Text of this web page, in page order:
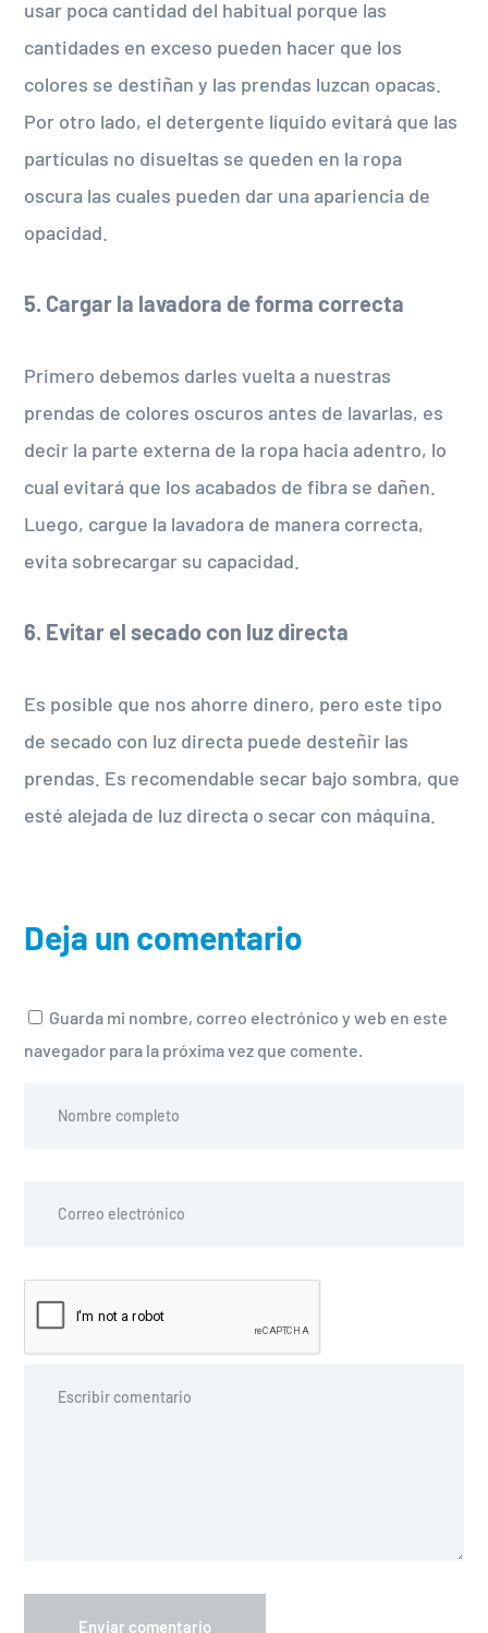
usar poca cantidad del habitual porque las
cantidades en exceso pueden hacer que los
colores se destiñan y las prendas luzcan opacas.
Por otro lado, el detergente líquido evitará que las
partículas no disueltas se queden en la ropa
oscura las cuales pueden dar una apariencia de
opacidad.
5. Cargar la lavadora de forma correcta
Primero debemos darles vuelta a nuestras
prendas de colores oscuros antes de lavarlas, es
decir la parte externa de la ropa hacia adentro, lo
cual evitará que los acabados de fibra se dañen.
Luego, cargue la lavadora de manera correcta,
evita sobrecargar su capacidad.
6. Evitar el secado con luz directa
Es posible que nos ahorre dinero, pero este tipo
de secado con luz directa puede desteñir las
prendas. Es recomendable secar bajo sombra, que
esté alejada de luz directa o secar con máquina.
Deja un comentario
Guarda mi nombre, correo electrónico y web en este
navegador para la próxima vez que comente.